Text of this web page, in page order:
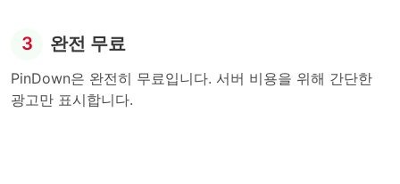
3 완전 무료
PinDown은 완전히 무료입니다. 서버 비용을 위해 간단한
광고만 표시합니다.